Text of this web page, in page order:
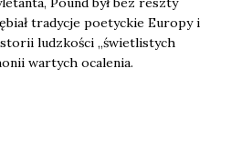
tradycje poetyckie Europy i
ludzkości „świetlistych
wartych ocalenia.